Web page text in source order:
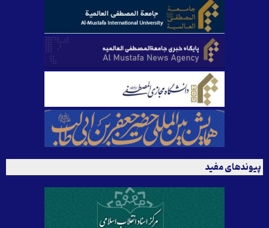
پیوندهای مفید